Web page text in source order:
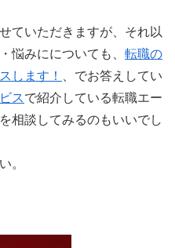
ていただきますが、それ以
悩みにについても、 転職の
します！
、でお答えしてい
スで紹介している転職エー
相談してみるのもいいでし
。